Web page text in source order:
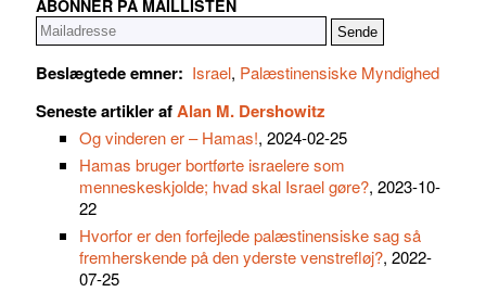
ABONNER PÅ MAILLISTEN
Beslægtede emner: Israel, Palæstinensiske Myndighed
Seneste artikler afAlan M. Dershowitz
Og vinderen er – Hamas!, 2024-02-25
Hamas bruger bortførte israelere som
menneskeskjolde; hvad skal Israel gøre?, 2023-10-
22
Hvorfor er den forfejlede palæstinensiske sag så
fremherskende på den yderste venstrefløj?, 2022-
07-25